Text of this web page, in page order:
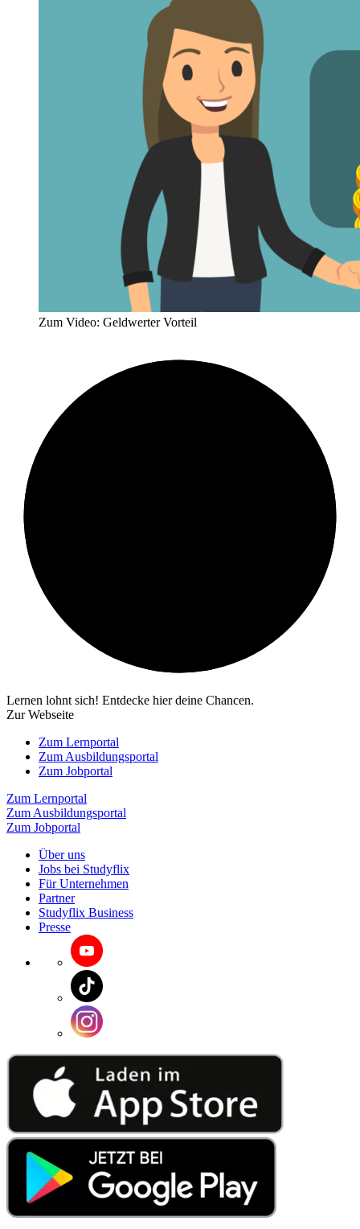
Zum Video: Geldwerter Vorteil
Lernen lohnt sich! Entdecke hier deine Chancen.
Zur Webseite
Zum Lernportal
Zum Ausbildungsportal
Zum Jobportal
Zum Lernportal
Zum Ausbildungsportal
Zum Jobportal
Über uns
Jobs bei Studyflix
Für Unternehmen
Partner
Studyflix Business
Presse